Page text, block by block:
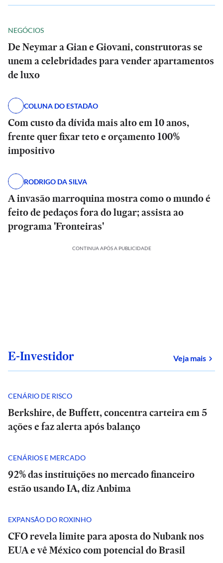
NEGÓCIOS
De Neymar a Gian e Giovani, construtoras se
unem a celebridades para vender apartamentos
de luxo
COLUNA DO ESTADÃO
Com custo da dívida mais alto em 10 anos,
frente quer fixar teto e orçamento 100%
impositivo
RODRIGO DA SILVA
A invasão marroquina mostra como o mundo é
feito de pedaços fora do lugar; assista ao
programa 'Fronteiras'
CONTINUA APÓS A PUBLICIDADE
E-Investidor Veja mais
CENÁRIO DE RISCO
Berkshire, de Buffett, concentra carteira em 5
ações e faz alerta após balanço
CENÁRIOS E MERCADO
92% das instituições no mercado financeiro
estão usando IA, diz Anbima
EXPANSÃO DO ROXINHO
CFO revela limite para aposta do Nubank nos
EUA e vê México com potencial do Brasil